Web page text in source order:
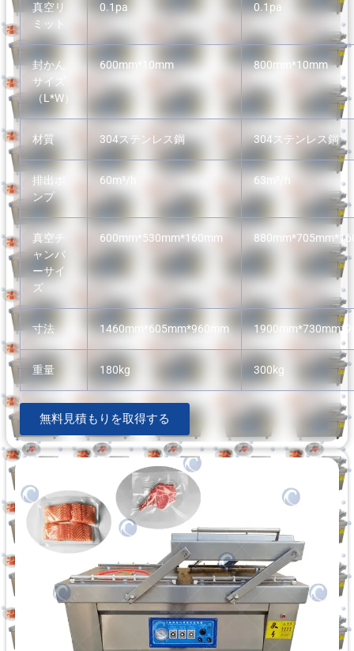
真空リ
ミット
0.1pa 0.1pa
封かん
サイズ
（L*W）
600mm*10mm 800mm*10mm
材質 304ステンレス鋼 304ステンレス鋼
排出ポ
ンプ
60m³/h 63m³/h
真空チ
ャンバ
ーサイ
ズ
600mm*530mm*160mm
寸法 1460mm*605mm*960mm
重量 180kg 300kg
無料見積もりを取得する